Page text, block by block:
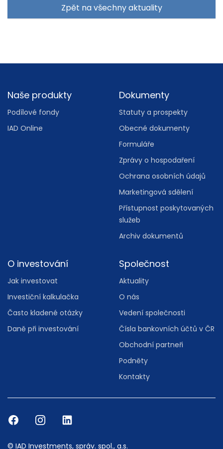
Zpět na všechny aktuality
Footer
Naše produkty
Podílové fondy
IAD Online
Dokumenty
Statuty a prospekty
Obecné dokumenty
Formuláře
Zprávy o hospodaření
Ochrana osobních údajů
Marketingová sdělení
Přístupnost poskytovaných
služeb
Archiv dokumentů
O investování
Jak investovat
Investiční kalkulačka
Často kladené otázky
Daně při investování
Společnost
Aktuality
O nás
Vedení společnosti
Čísla bankovních účtů v ČR
Obchodní partneři
Podněty
Kontakty
© IAD Investments, správ. spol., a.s.